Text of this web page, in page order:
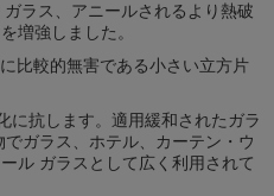
ラス、アニールされるより熱破
増強しました。
比較的無害である小さい立方片
に抗します。適用緩和されたガラ
ガラス、ホテル、カーテン・ウ
ル ガラスとして広く利用されて